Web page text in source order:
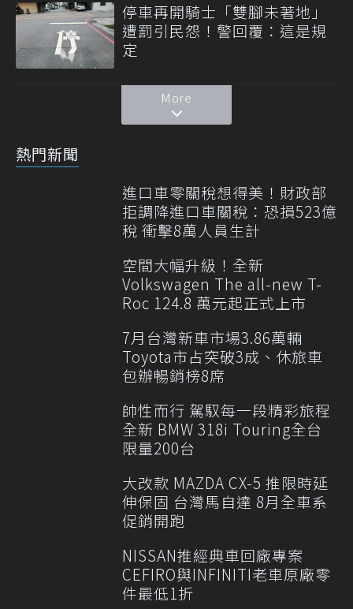
停車再開騎士「雙腳未著地」
遭罰引民怨！警回覆：這是規
定
More
熱門新聞
進口車零關稅想得美！財政部
拒調降進口車關稅：恐損523億
稅 衝擊8萬人員生計
空間大幅升級！全新
Volkswagen The all-new T-
Roc 124.8 萬元起正式上市
7月台灣新車市場3.86萬輛
Toyota市占突破3成、休旅車
包辦暢銷榜8席
帥性而行 駕馭每一段精彩旅程
全新 BMW 318i Touring全台
限量200台
大改款 MAZDA CX-5 推限時延
伸保固 台灣馬自達 8月全車系
促銷開跑
NISSAN推經典車回廠專案
CEFIRO與INFINITI老車原廠零
件最低1折